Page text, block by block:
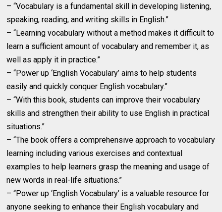
– “Vocabulary is a fundamental skill in developing listening,
speaking, reading, and writing skills in English.”
– “Learning vocabulary without a method makes it difficult to
learn a sufficient amount of vocabulary and remember it, as
well as apply it in practice.”
– “Power up ‘English Vocabulary’ aims to help students
easily and quickly conquer English vocabulary.”
– “With this book, students can improve their vocabulary
skills and strengthen their ability to use English in practical
situations.”
– “The book offers a comprehensive approach to vocabulary
learning including various exercises and contextual
examples to help learners grasp the meaning and usage of
new words in real-life situations.”
– “Power up ‘English Vocabulary’ is a valuable resource for
anyone seeking to enhance their English vocabulary and